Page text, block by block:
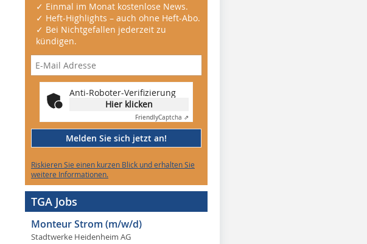
✓ Einmal im Monat kostenlose News.
✓ Heft-Highlights – auch ohne Heft-Abo.
✓ Bei Nichtgefallen jederzeit zu
kündigen.
Anti-Roboter-Verifizierung
Hier klicken
FriendlyCaptcha ⇗
Melden Sie sich jetzt an!
Riskieren Sie einen kurzen Blick und erhalten Sie
weitere Informationen.
TGA Jobs
Monteur Strom (m/w/d)
Stadtwerke Heidenheim AG